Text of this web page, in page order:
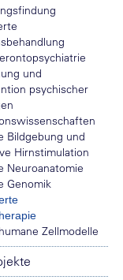
und
psychischer
Bildgebung und
Hirnstimulation
Neuroanatomie
Genomik
Zellmodelle